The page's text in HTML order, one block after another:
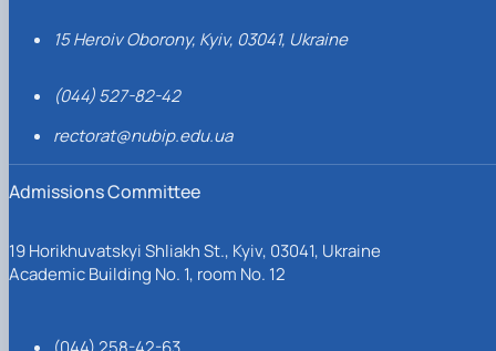
15 Heroiv Oborony, Kyiv, 03041, Ukraine
(044) 527-82-42
rectorat@nubip.edu.ua
Admissions Committee
19 Horikhuvatskyi Shliakh St., Kyiv, 03041, Ukraine
Academic Building No. 1, room No. 12